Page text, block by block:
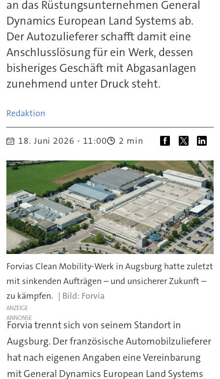
an das Rüstungsunternehmen General
Dynamics European Land Systems ab.
Der Autozulieferer schafft damit eine
Anschlusslösung für ein Werk, dessen
bisheriges Geschäft mit Abgasanlagen
zunehmend unter Druck steht.
Redaktion
18. Juni 2026 - 11:00 2 min
Forvias Clean Mobility-Werk in Augsburg hatte zuletzt
mit sinkenden Aufträgen – und unsicherer Zukunft –
zu kämpfen.
Forvia
ANZEIGE
Forvia trennt sich von seinem Standort in
Augsburg. Der französische Automobilzulieferer
hat nach eigenen Angaben eine Vereinbarung
mit General Dynamics European Land Systems